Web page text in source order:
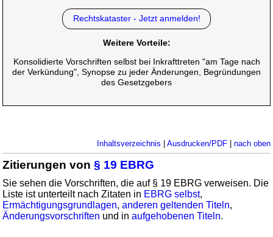
Rechtskataster - Jetzt anmelden!
Weitere Vorteile:
Konsolidierte Vorschriften selbst bei Inkrafttreten "am Tage nach
der Verkündung", Synopse zu jeder Änderungen, Begründungen
des Gesetzgebers
Inhaltsverzeichnis Ausdrucken/PDF| nach oben
Zitierungen von§ 19 EBRG
Sie sehen die Vorschriften, die auf § 19 EBRG verweisen. Die
Liste ist unterteilt nach Zitaten in EBRG selbst,
Ermächtigungsgrundlagen,anderen geltenden Titeln,
Änderungsvorschriften und inaufgehobenen Titeln.